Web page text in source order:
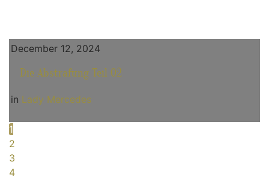
December 12, 2024
Die Abstrafung Teil 02
in Lady Mercedes
1
2
3
4